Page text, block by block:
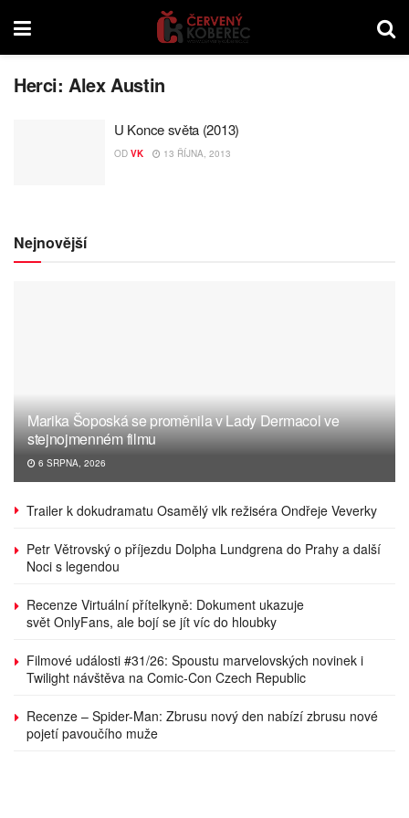
Herci:Alex Austin
U Konce světa (2013)
OD VK 13 ŘÍJNA, 2013
Nejnovější
Marika Šoposká se proměnila v Lady Dermacol ve
stejnojmenném filmu
6 SRPNA, 2026
Trailer k dokudramatu Osamělý vlk režiséra Ondřeje Veverky
Petr Větrovský o příjezdu Dolpha Lundgrena do Prahy a další
Noci s legendou
Recenze Virtuální přítelkyně: Dokument ukazuje
svět OnlyFans, ale bojí se jít víc do hloubky
Filmové události #31/26: Spoustu marvelovských novinek i
Twilight návštěva na Comic-Con Czech Republic
Recenze – Spider-Man: Zbrusu nový den nabízí zbrusu nové
pojetí pavoučího muže